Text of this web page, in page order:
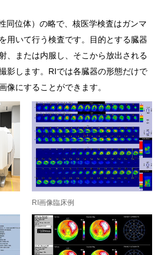
同位体）の略で、核医学検査はガンマ
用いて行う検査です。目的とする臓器
、または内服し、そこから放出される
影します。RIでは各臓器の形態だけで
像にすることができます。
RI画像臨床例